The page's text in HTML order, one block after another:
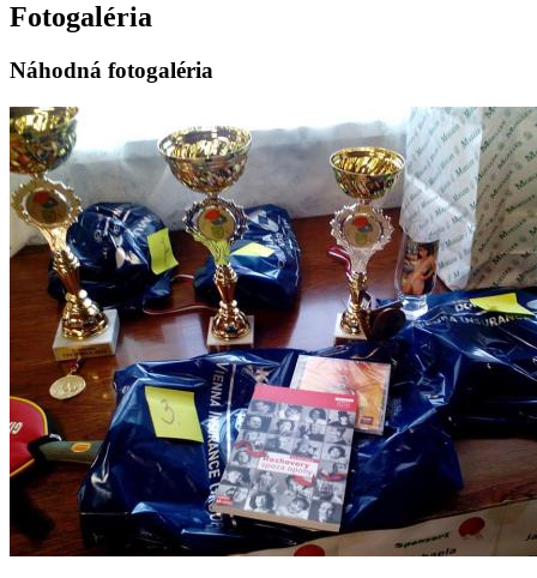
Fotogaléria
Náhodná fotogaléria